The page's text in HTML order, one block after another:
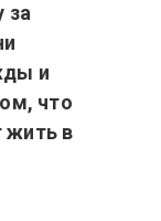
за
и
что
жить в